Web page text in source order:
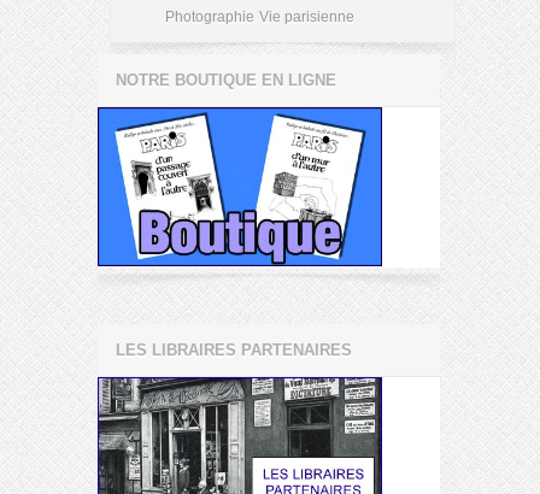
Photographie Vie parisienne
NOTRE BOUTIQUE EN LIGNE
LES LIBRAIRES PARTENAIRES